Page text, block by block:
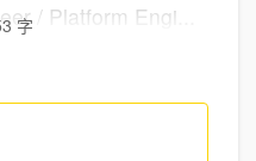
/ Platform Engi...
字